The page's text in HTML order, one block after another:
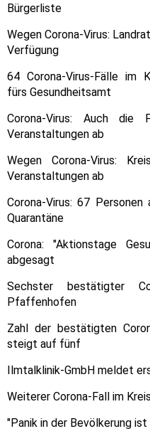
Bürgerliste
Wegen Corona-Virus:
Verfügung
64 Corona-Virus-Fälle im
fürs Gesundheitsamt
Corona-Virus: Auch
Veranstaltungen ab
Wegen Corona-Virus:
Veranstaltungen ab
Corona-Virus: 67
Quarantäne
Corona: "Aktionstage
abgesagt
Sechster bestätigter
Pfaffenhofen
Zahl der bestätigten
steigt auf fünf
Ilmtalklinik-GmbH meldet
Weiterer Corona-Fall im
"Panik in der Bevölkerung